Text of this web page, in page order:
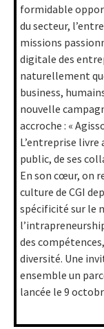
formidable
du secteur,
missions
digitale des
naturellement
business,
nouvelle
accroche : «
L’entreprise livre
public, de ses
En son cœur, on
culture de CGI
spécificité sur le
des
diversité. Une
ensemble un
lancée le 9